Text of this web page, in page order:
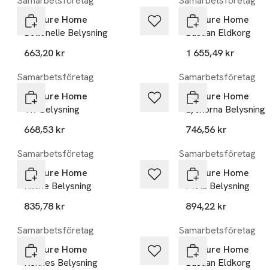
Venture Home
Bollonelie Belysning
663,20 kr
Venture Home
Bastian Eldkorg
1 655,49 kr
Samarbetsföretag
Venture Home
Tiv Belysning
668,53 kr
Samarbetsföretag
Venture Home
Lyckorna Belysning
746,56 kr
Samarbetsföretag
Venture Home
Rilche Belysning
835,78 kr
Samarbetsföretag
Venture Home
Metz Belysning
894,22 kr
Samarbetsföretag
Venture Home
Rennes Belysning
Samarbetsföretag
Venture Home
Bastian Eldkorg